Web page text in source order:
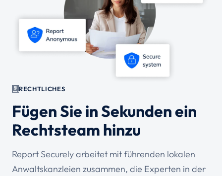
RECHTLICHES
Fügen Sie in Sekunden ein
Rechtsteam hinzu
Report Securely arbeitet mit führenden lokalen
Anwaltskanzleien zusammen, die Experten in der